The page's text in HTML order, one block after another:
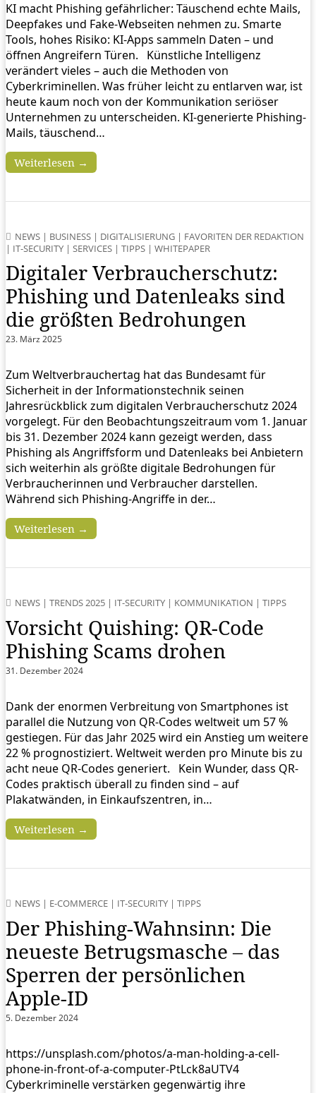
KI macht Phishing gefährlicher: Täuschend echte Mails,
Deepfakes und Fake-Webseiten nehmen zu. Smarte
Tools, hohes Risiko: KI-Apps sammeln Daten – und
öffnen Angreifern Türen. Künstliche Intelligenz
verändert vieles – auch die Methoden von
Cyberkriminellen. Was früher leicht zu entlarven war, ist
heute kaum noch von der Kommunikation seriöser
Unternehmen zu unterscheiden. KI-generierte Phishing-
Mails, täuschend…
Weiterlesen →
NEWS | BUSINESS | DIGITALISIERUNG | FAVORITEN DER REDAKTION
| IT-SECURITY | SERVICES | TIPPS | WHITEPAPER
Digitaler Verbraucherschutz:
Phishing und Datenleaks sind
die größten Bedrohungen
23. März 2025
Zum Weltverbrauchertag hat das Bundesamt für
Sicherheit in der Informationstechnik seinen
Jahresrückblick zum digitalen Verbraucherschutz 2024
vorgelegt. Für den Beobachtungszeitraum vom 1. Januar
bis 31. Dezember 2024 kann gezeigt werden, dass
Phishing als Angriffsform und Datenleaks bei Anbietern
sich weiterhin als größte digitale Bedrohungen für
Verbraucherinnen und Verbraucher darstellen.
Während sich Phishing-Angriffe in der…
Weiterlesen →
NEWS | TRENDS 2025 | IT-SECURITY | KOMMUNIKATION | TIPPS
Vorsicht Quishing: QR-Code
Phishing Scams drohen
31. Dezember 2024
Dank der enormen Verbreitung von Smartphones ist
parallel die Nutzung von QR-Codes weltweit um 57 %
gestiegen. Für das Jahr 2025 wird ein Anstieg um weitere
22 % prognostiziert. Weltweit werden pro Minute bis zu
acht neue QR-Codes generiert. Kein Wunder, dass QR-
Codes praktisch überall zu finden sind – auf
Plakatwänden, in Einkaufszentren, in…
Weiterlesen →
NEWS | E-COMMERCE | IT-SECURITY | TIPPS
Der Phishing-Wahnsinn: Die
neueste Betrugsmasche – das
Sperren der persönlichen
Apple-ID
5. Dezember 2024
https://unsplash.com/photos/a-man-holding-a-cell-
phone-in-front-of-a-computer-PtLck8aUTV4
Cyberkriminelle verstärken gegenwärtig ihre